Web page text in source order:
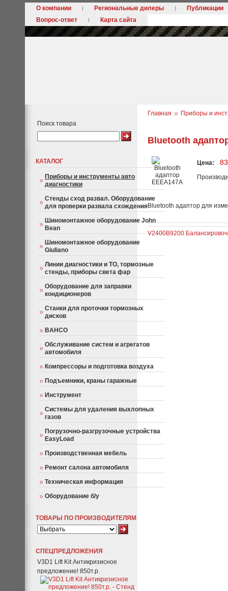
О компании Региональные дилеры
Публикации
Вопрос-ответ
Карта сайта
Поиск товара
КАТАЛОГ
Приборы и инструменты авто
диагностики
Стенды сход развал. Оборудование
для проверки развала схождения
Шиномонтажное оборудование John
Bean
Шиномонтажное оборудование
Giuliano
Линии диагностики и ТО, тормозные
стенды, приборы света фар
Оборудование для заправки
кондиционеров
Станки для проточки тормозных
дисков
BAHCO
Обслуживание систем и агрегатов
автомобиля
Компрессоры и подготовка воздуха
Подъемники, краны гаражные
Инструмент
Системы для удаления выхлопных
газов
Погрузочно-разгрузочные устройства
EasyLoad
Производственная мебель
Ремонт салона автомобиля
Техническая информация
Оборудование б/у
ТОВАРЫ ПО ПРОИЗВОДИТЕЛЯМ
СПЕЦПРЕДЛОЖЕНИЯ
V3D1 Lift Kit Антикризисное
предложение! 850т.р.
Главная Приборы и
Bluetooth
Цена:
Bluetooth адаптор для
V2400B9200